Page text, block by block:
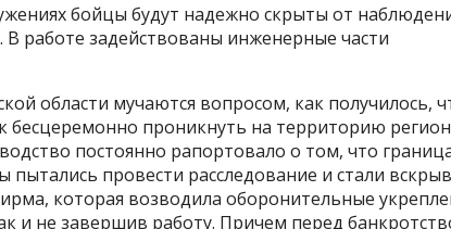
бойцы будут надежно скрыты от
В работе задействованы инженерные части
области мучаются вопросом, как получилось,
бесцеремонно проникнуть на территорию
постоянно рапортовало о том, что
провести расследование и стали
которая возводила оборонительные
и не завершив работу. Причем перед